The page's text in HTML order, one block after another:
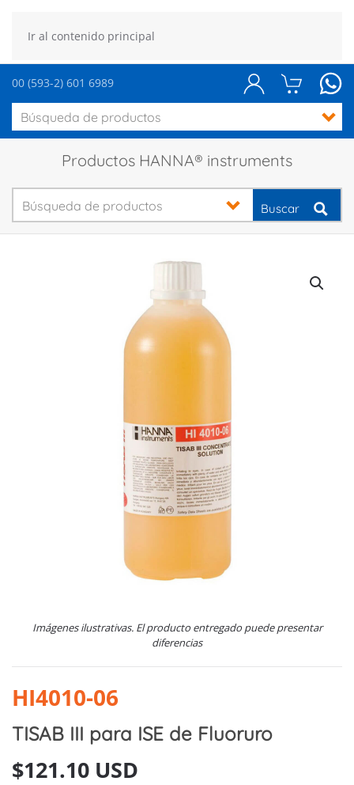
Ir al contenido principal
00 (593-2) 601 6989
Productos HANNA® instruments
Buscar
Imágenes ilustrativas. El producto entregado puede presentar
diferencias
HI4010-06
TISAB III para ISE de Fluoruro
$121.10 USD